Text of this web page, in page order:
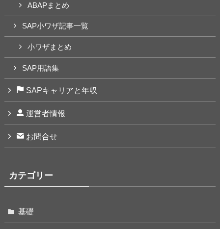
ABAPまとめ
SAP小ワザ記事一覧
小ワザまとめ
SAP用語集
SAPキャリアと年収
運営者情報
お問合せ
カテゴリー
基礎